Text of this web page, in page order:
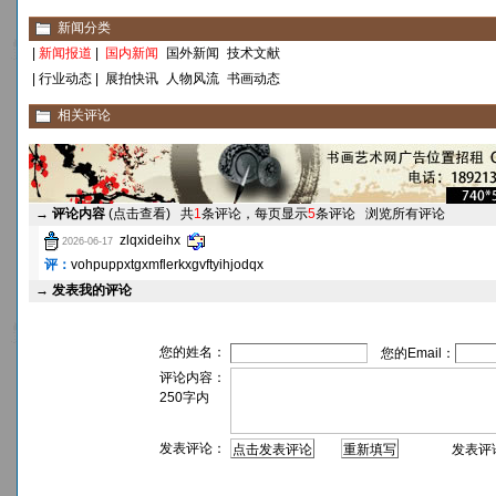
新闻分类
新闻报道 国内新闻 国外新闻 技术文献
行业动态| 展拍快讯 人物风流 书画动态
相关评论
→ 评论内容(点击查看)共1条评论，每页显示5条评论 浏览所有评论
2026-06-17 zlqxideihx
评： vohpuppxtgxmflerkxgvftyihjodqx
→ 发表我的评论
您的姓名：
您的Email：
评论内容：
250字内
发表评论： 发表评论